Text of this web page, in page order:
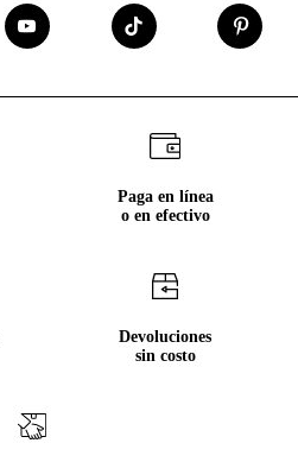
Paga en línea
o en efectivo
Devoluciones
sin costo